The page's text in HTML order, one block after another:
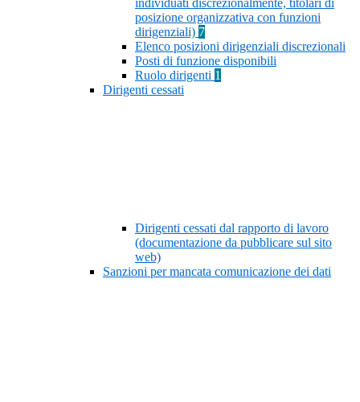
individuati discrezionalmente, titolari di
posizione organizzativa con funzioni
dirigenziali) 7
Elenco posizioni dirigenziali discrezionali
Posti di funzione disponibili
Ruolo dirigenti 1
Dirigenti cessati
Dirigenti cessati dal rapporto di lavoro
(documentazione da pubblicare sul sito
web)
Sanzioni per mancata comunicazione dei dati